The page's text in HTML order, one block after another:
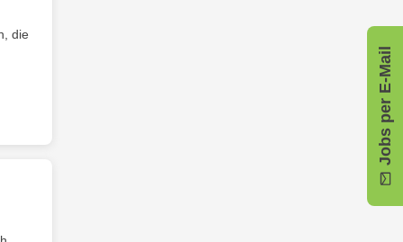
die
Jobs per E-Mail